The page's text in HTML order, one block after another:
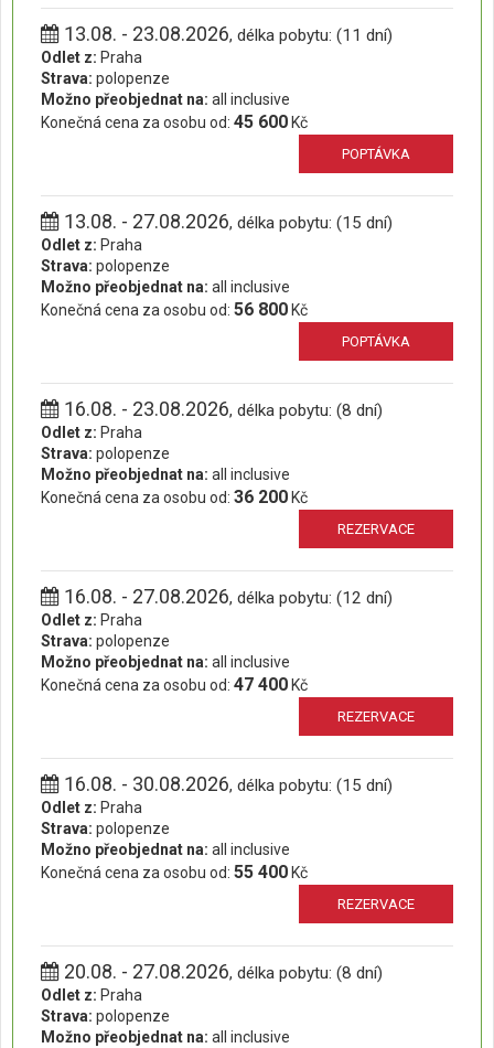
13.08. - 23.08.2026, délka pobytu: (11 dní)
Odlet z: Praha
Strava: polopenze
Možno přeobjednat na: all inclusive
Konečná cena za osobu od: 45 600 Kč
POPTÁVKA
13.08. - 27.08.2026, délka pobytu: (15 dní)
Odlet z: Praha
Strava: polopenze
Možno přeobjednat na: all inclusive
Konečná cena za osobu od: 56 800 Kč
POPTÁVKA
16.08. - 23.08.2026, délka pobytu: (8 dní)
Odlet z: Praha
Strava: polopenze
Možno přeobjednat na: all inclusive
Konečná cena za osobu od: 36 200 Kč
REZERVACE
16.08. - 27.08.2026, délka pobytu: (12 dní)
Odlet z: Praha
Strava: polopenze
Možno přeobjednat na: all inclusive
Konečná cena za osobu od: 47 400 Kč
REZERVACE
16.08. - 30.08.2026, délka pobytu: (15 dní)
Odlet z: Praha
Strava: polopenze
Možno přeobjednat na: all inclusive
Konečná cena za osobu od: 55 400 Kč
REZERVACE
20.08. - 27.08.2026, délka pobytu: (8 dní)
Odlet z: Praha
Strava: polopenze
Možno přeobjednat na: all inclusive